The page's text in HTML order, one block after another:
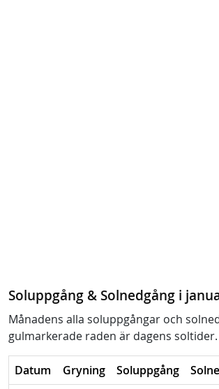
Soluppgång & Solnedgång i
Månadens alla soluppgångar och
gulmarkerade raden är dagens soltider.
Datum Gryning Soluppgång